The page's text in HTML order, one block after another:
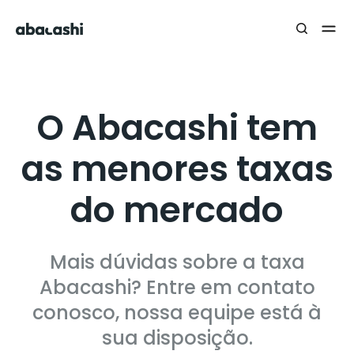
O Abacashi tem
as menores taxas
do mercado
Mais dúvidas sobre a taxa
Abacashi? Entre em contato
conosco, nossa equipe está à
sua disposição.